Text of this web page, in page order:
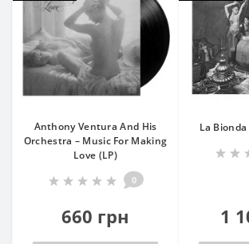
Anthony Ventura And His
Orchestra – Music For Making
Love (LP)
0
660 грн
La
1